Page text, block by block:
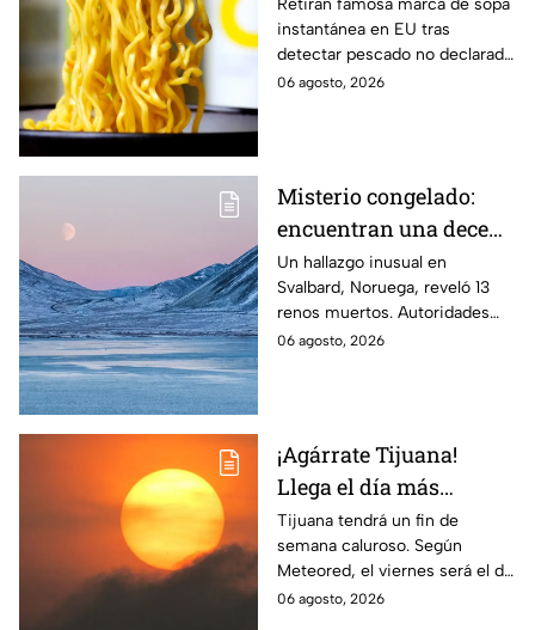
de reacciones mortales
Retiran famosa marca de sopa
instantánea en EU tras
detectar pescado no declarado
en la etiqueta, lo que podría
06 agosto, 2026
Misterio congelado:
encuentran una decena
de renos muertos en
una zona del Ártico
Un hallazgo inusual en
Svalbard, Noruega, reveló 13
renos muertos. Autoridades
investigan las causas y piden
06 agosto, 2026
¡Agárrate Tijuana!
Llega el día más
caluroso del fin de
semana
Tijuana tendrá un fin de
semana caluroso. Según
Meteored, el viernes será el día
más sofocante con
06 agosto, 2026